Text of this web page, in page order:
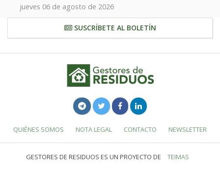
jueves 06 de agosto de 2026
SUSCRÍBETE AL BOLETÍN
QUIÉNES SOMOS NOTA LEGAL CONTACTO NEWSLETTER
GESTORES DE RESIDUOS ES UN PROYECTO DE TEIMAS